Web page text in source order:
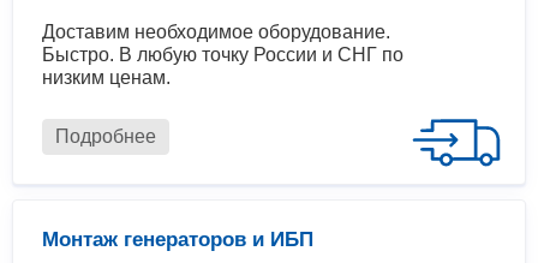
Доставим необходимое оборудование.
Быстро. В любую точку России и СНГ по
низким ценам.
Подробнее
Монтаж генераторов и ИБП